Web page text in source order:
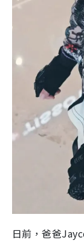
日前，爸爸